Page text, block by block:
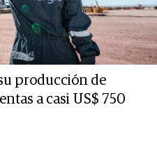
producción de
a casi US$ 750